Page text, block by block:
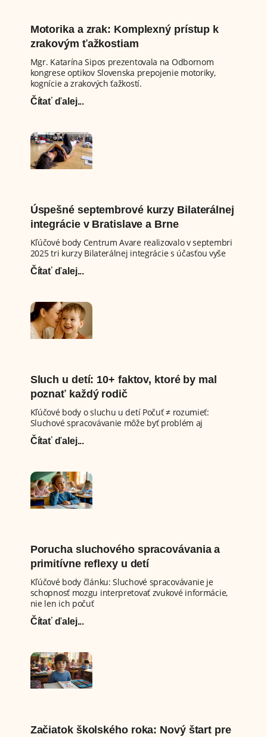
Motorika a zrak: Komplexný prístup k
zrakovým ťažkostiam
Mgr. Katarína Sipos prezentovala na Odbornom
kongrese optikov Slovenska prepojenie motoriky,
kognície a zrakových ťažkostí.
Čítať ďalej...
Úspešné septembrové kurzy Bilaterálnej
integrácie v Bratislave a Brne
Kľúčové body Centrum Avare realizovalo v septembri
2025 tri kurzy Bilaterálnej integrácie s účasťou vyše
Čítať ďalej...
Sluch u detí: 10+ faktov, ktoré by mal
poznať každý rodič
Kľúčové body o sluchu u detí Počuť ≠ rozumieť:
Sluchové spracovávanie môže byť problém aj
Čítať ďalej...
Porucha sluchového spracovávania a
primitívne reflexy u detí
Kľúčové body článku: Sluchové spracovávanie je
schopnosť mozgu interpretovať zvukové informácie,
nie len ich počuť
Čítať ďalej...
Začiatok školského roka: Nový štart pre